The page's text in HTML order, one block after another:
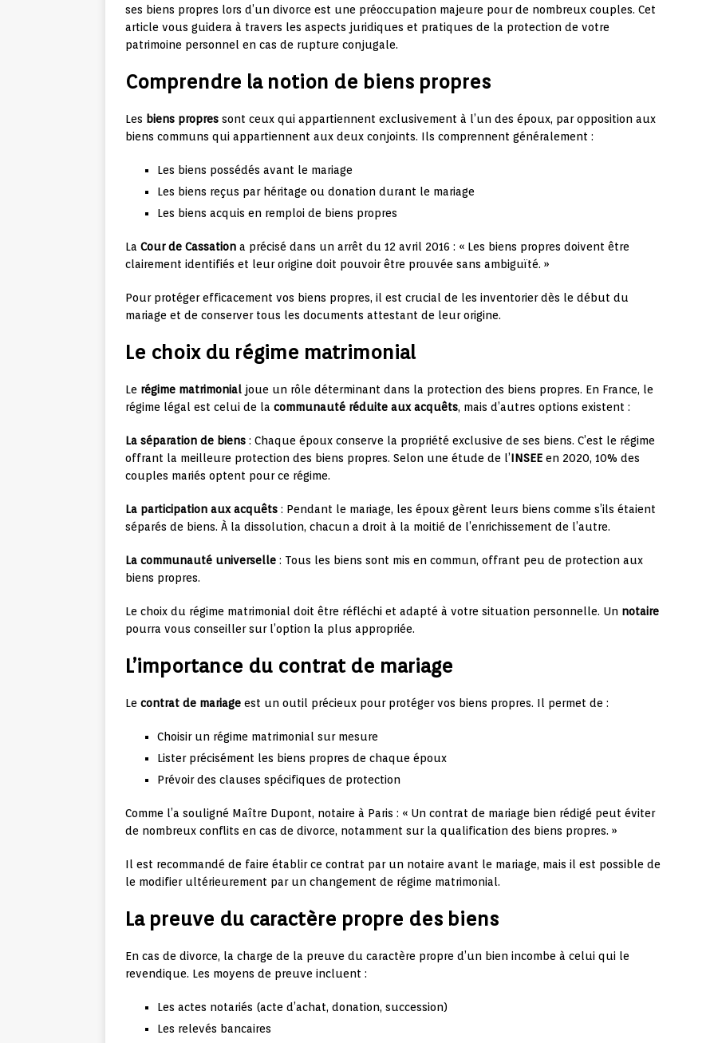
ses biens propres lors d’un divorce est une préoccupation majeure pour de nombreux couples. Cet
article vous guidera à travers les aspects juridiques et pratiques de la protection de votre
patrimoine personnel en cas de rupture conjugale.
Comprendre la notion de biens propres
Les biens propres sont ceux qui appartiennent exclusivement à l’un des époux, par opposition aux
biens communs qui appartiennent aux deux conjoints. Ils comprennent généralement :
Les biens possédés avant le mariage
Les biens reçus par héritage ou donation durant le mariage
Les biens acquis en remploi de biens propres
La Cour de Cassation a précisé dans un arrêt du 12 avril 2016 : « Les biens propres doivent être
clairement identifiés et leur origine doit pouvoir être prouvée sans ambiguïté. »
Pour protéger efficacement vos biens propres, il est crucial de les inventorier dès le début du
mariage et de conserver tous les documents attestant de leur origine.
Le choix du régime matrimonial
Le régime matrimonial joue un rôle déterminant dans la protection des biens propres. En France, le
régime légal est celui de la communauté réduite aux acquêts, mais d’autres options existent :
La séparation de biens : Chaque époux conserve la propriété exclusive de ses biens. C’est le régime
offrant la meilleure protection des biens propres. Selon une étude de l’INSEE en 2020, 10% des
couples mariés optent pour ce régime.
La participation aux acquêts : Pendant le mariage, les époux gèrent leurs biens comme s’ils étaient
séparés de biens. À la dissolution, chacun a droit à la moitié de l’enrichissement de l’autre.
La communauté universelle : Tous les biens sont mis en commun, offrant peu de protection aux
biens propres.
Le choix du régime matrimonial doit être réfléchi et adapté à votre situation personnelle. Un notaire
pourra vous conseiller sur l’option la plus appropriée.
L’importance du contrat de mariage
Le contrat de mariage est un outil précieux pour protéger vos biens propres. Il permet de :
Choisir un régime matrimonial sur mesure
Lister précisément les biens propres de chaque époux
Prévoir des clauses spécifiques de protection
Comme l’a souligné Maître Dupont, notaire à Paris : « Un contrat de mariage bien rédigé peut éviter
de nombreux conflits en cas de divorce, notamment sur la qualification des biens propres. »
Il est recommandé de faire établir ce contrat par un notaire avant le mariage, mais il est possible de
le modifier ultérieurement par un changement de régime matrimonial.
La preuve du caractère propre des biens
En cas de divorce, la charge de la preuve du caractère propre d’un bien incombe à celui qui le
revendique. Les moyens de preuve incluent :
Les actes notariés (acte d’achat, donation, succession)
Les relevés bancaires